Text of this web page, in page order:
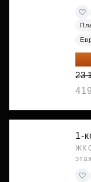
23
1-
ЖК